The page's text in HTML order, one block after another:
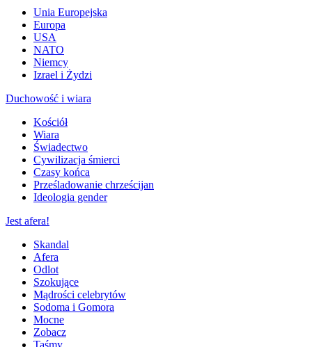
Unia Europejska
Europa
USA
NATO
Niemcy
Izrael i Żydzi
Duchowość i wiara
Kościół
Wiara
Świadectwo
Cywilizacja śmierci
Czasy końca
Prześladowanie chrześcijan
Ideologia gender
Jest afera!
Skandal
Afera
Odlot
Szokujące
Mądrości celebrytów
Sodoma i Gomora
Mocne
Zobacz
Taśmy